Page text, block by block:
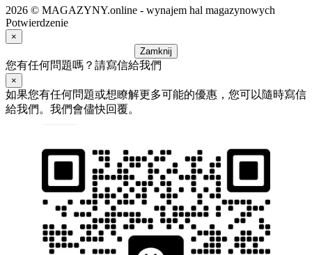
2026 © MAGAZYNY.online - wynajem hal magazynowych
Potwierdzenie
×
Zamknij
您有任何問題嗎？請寫信給我們
×
如果您有任何問題或想瞭解更多可能的優惠，您可以隨時寫信
給我們。我們會儘快回覆。